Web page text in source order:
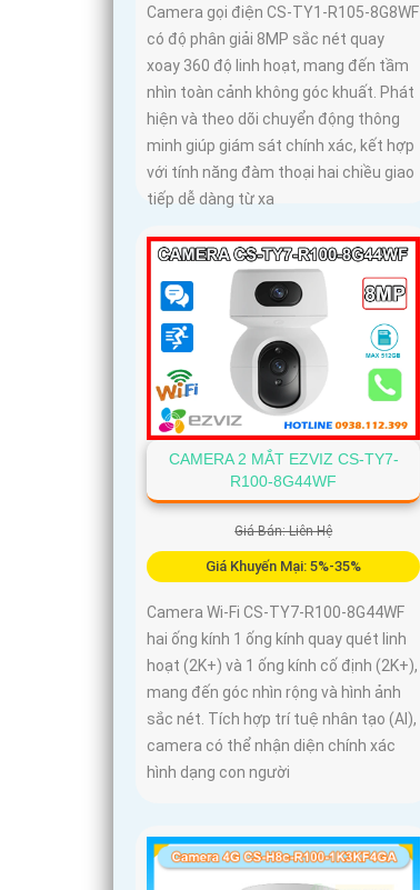
Camera gọi điện CS-TY1-R105-8G8WF
có độ phân giải 8MP sắc nét quay
xoay 360 độ linh hoạt, mang đến tầm
nhìn toàn cảnh không góc khuất. Phát
hiện và theo dõi chuyển động thông
minh giúp giám sát chính xác, kết hợp
với tính năng đàm thoại hai chiều giao
tiếp dễ dàng từ xa
CAMERA 2 MẮT EZVIZ CS-TY7-
R100-8G44WF
Giá Bán: Liên Hệ
Giá Khuyến Mại: 5%-35%
Camera Wi-Fi CS-TY7-R100-8G44WF
hai ống kính 1 ống kính quay quét linh
hoạt (2K+) và 1 ống kính cố định (2K+),
mang đến góc nhìn rộng và hình ảnh
sắc nét. Tích hợp trí tuệ nhân tạo (AI),
camera có thể nhận diện chính xác
hình dạng con người